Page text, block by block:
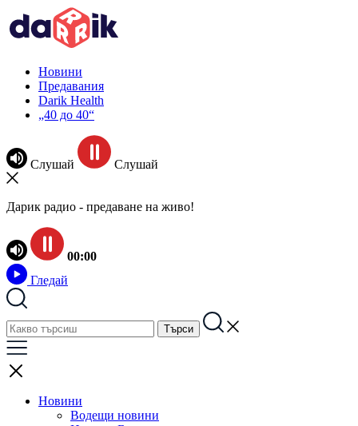
Новини
Предавания
Darik Health
„40 до 40“
Слушай Слушай
Дарик радио - предаване на живо!
00:00
Гледай
Новини
Водещи новини